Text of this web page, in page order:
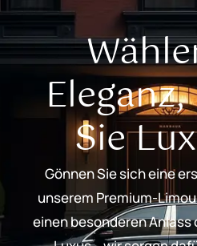
Sie
Gönnen Sie sich eine
unserem Premium-
einen besonderen